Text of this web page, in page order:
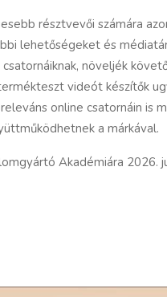
résztvevői számára
lehetőségeket és
növeljék
videót készítők
online csatornáin is
a márkával.
Akadémiára 2026.